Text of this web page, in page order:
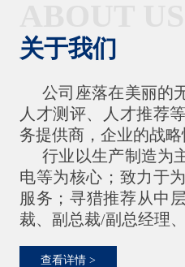
关于我们
公司座落在美丽的
人才测评、人才推荐
务提供商，企业的战略
行业以生产制造为
电等为核心；致力于
服务；寻猎推荐从中
裁、副总裁/副总经理
查看详情 >